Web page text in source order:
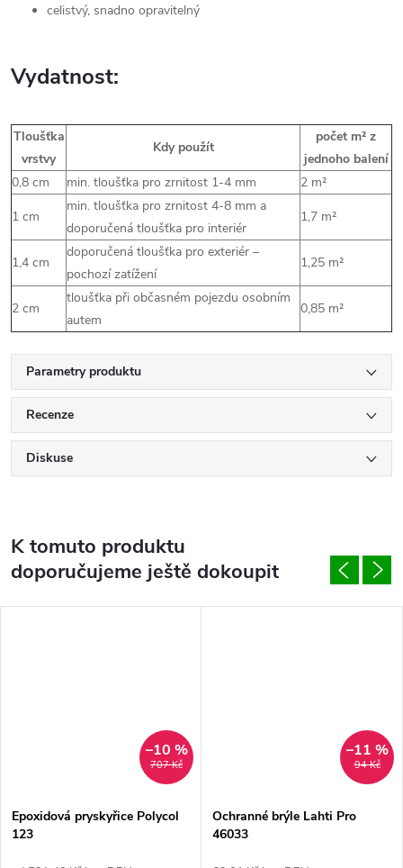
celistvý, snadno opravitelný
Vydatnost:
Tloušťka
vrstvy
Kdy použít
počet m² z
jednoho balení
0,8 cm
min. tloušťka pro zrnitost 1-4 mm
2 m²
1 cm
min. tloušťka pro zrnitost 4-8 mm a
doporučená tloušťka pro interiér
1,7 m²
1,4 cm
doporučená tloušťka pro exteriér –
pochozí zatížení
1,25 m²
2 cm
tloušťka při občasném pojezdu osobním
autem
0,85 m²
Parametry produktu
Recenze
Diskuse
K tomuto produktu
doporučujeme ještě dokoupit
707 Kč
–10 %
Epoxidová pryskyřice Polycol
123
94 Kč
–11 %
Ochranné brýle Lahti Pro
46033